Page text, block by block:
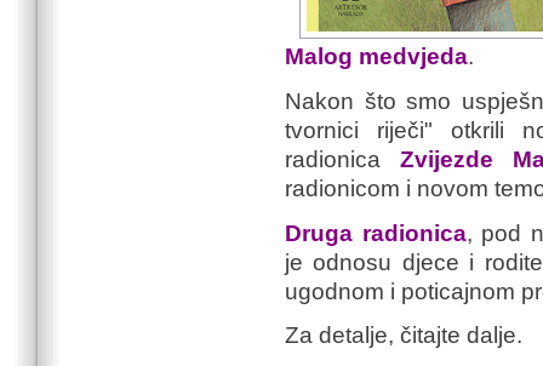
Malog medvjeda.
Nakon što smo
tvornici riječi" otkrili
radionica Zvijezde
radionicom i novom
Druga radionica, pod
je odnosu djece i
ugodnom i poticajnom
Za detalje, čitajte dalje.